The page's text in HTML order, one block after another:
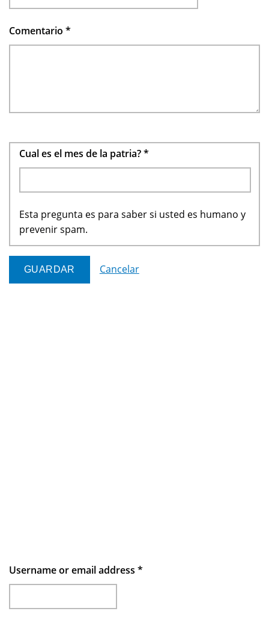
Comentario *
Cual es el mes de la patria?*
Esta pregunta es para saber si usted es humano y
prevenir spam.
Cancelar
Username or email address *